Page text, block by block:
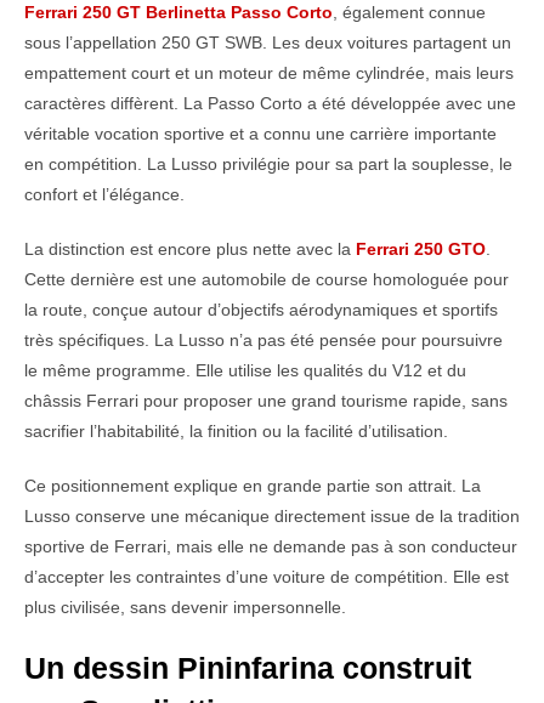
Ferrari 250 GT Berlinetta Passo Corto , également connue
sous l’appellation 250 GT SWB. Les deux voitures partagent un
empattement court et un moteur de même cylindrée, mais leurs
caractères diffèrent. La Passo Corto a été développée avec une
véritable vocation sportive et a connu une carrière importante
en compétition. La Lusso privilégie pour sa part la souplesse, le
confort et l’élégance.
La distinction est encore plus nette avec la Ferrari 250 GTO
Cette dernière est une automobile de course homologuée pour
la route, conçue autour d’objectifs aérodynamiques et sportifs
très spécifiques. La Lusso n’a pas été pensée pour poursuivre
le même programme. Elle utilise les qualités du V12 et du
châssis Ferrari pour proposer une grand tourisme rapide, sans
sacrifier l’habitabilité, la finition ou la facilité d’utilisation.
Ce positionnement explique en grande partie son attrait. La
Lusso conserve une mécanique directement issue de la tradition
sportive de Ferrari, mais elle ne demande pas à son conducteur
d’accepter les contraintes d’une voiture de compétition. Elle est
plus civilisée, sans devenir impersonnelle.
Un dessin Pininfarina construit